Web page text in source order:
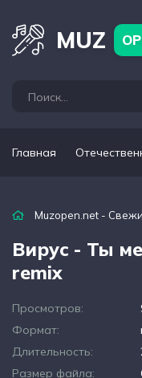
MUZ
Главная
Muzopen.net -
Вирус - Ты
remix
Просмотров:
Формат:
Длительность:
Размер файла:
артисты